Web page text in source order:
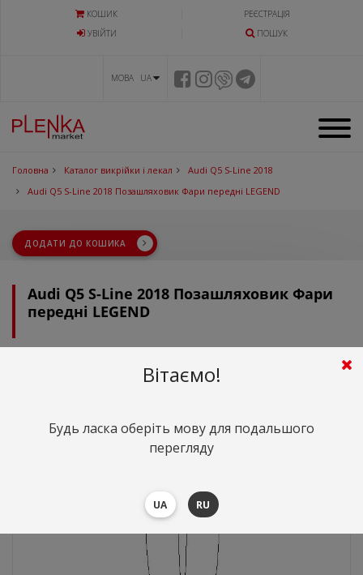
КОШИК
РЕЄСТРАЦІЯ
УВIЙТИ
ПОШУК
МОВА UA
Головна Каталог викрійки і лекал
Audi Q5 S-Line 2018
Audi Q5 S-Line 2018 Позашляховик Фари передні LEGEND
ДОДАТИ ДО КОШИКА
Audi Q5 S-Line 2018 Позашляховик Фари
передні LEGEND
грн.
Вітаємо!
Будь ласка оберіть мову для подальшого
перегляду
UA RU